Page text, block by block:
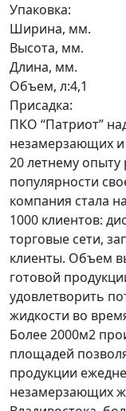
Упаковка:
Ширина, мм.
Высота, мм.
Длина, мм.
Объем, л:4,1
Присадка:
ПКО “Патриот”
незамерзающих и
20 летнему
популярности
компания стала
1000 клиентов:
торговые сети,
клиенты. Объем
готовой
удовлетворить
жидкости во
Более 2000м2
площадей
продукции
незамерзающих